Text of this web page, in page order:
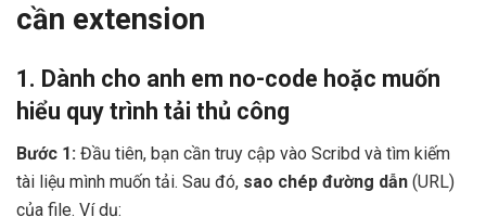
cần extension
1. Dành cho anh em no-code hoặc muốn
hiểu quy trình tải thủ công
Bước 1: Đầu tiên, bạn cần truy cập vào Scribd và tìm kiếm
tài liệu mình muốn tải. Sau đó, sao chép đường dẫn (URL)
của file. Ví dụ: